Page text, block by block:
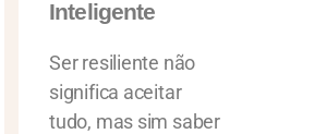
Inteligente
Ser resiliente não
significa aceitar
tudo, mas sim saber